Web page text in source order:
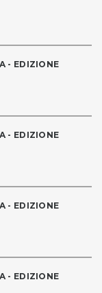
- EDIZIONE
- EDIZIONE
- EDIZIONE
- EDIZIONE